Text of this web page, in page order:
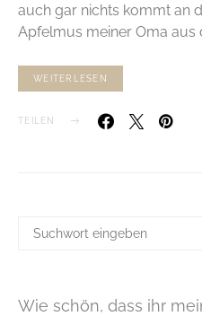
auch gar nichts kommt an
Apfelmus meiner Oma aus
WEITERLESEN
TEILEN
SUCHE
Wie schön, dass ihr